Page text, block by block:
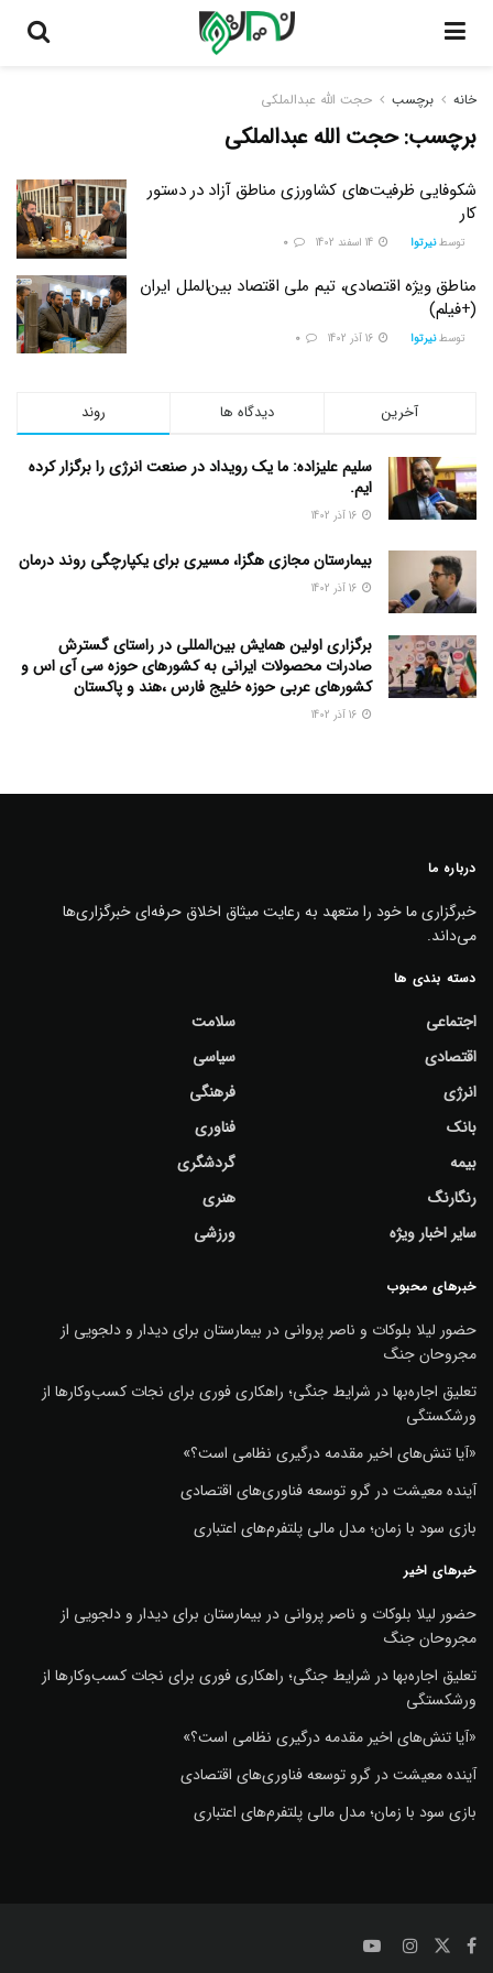
خانه برچسب حجت الله عبدالملکی
برچسب:حجت الله عبدالملکی
شکوفایی ظرفیت‌های کشاورزی مناطق آزاد در دستور
کار
توسط نیرتوا
مناطق ویژه اقتصادی، تیم ملی اقتصاد بین‌الملل ایران
(+فیلم)
توسط نیرتوا
روند دیدگاه ها آخرین
سلیم علیزاده: ما یک رویداد در صنعت انرژی را برگزار کرده
ایم.
بیمارستان مجازی هگزا، مسیری برای یکپارچگی روند درمان
برگزاری اولین همایش بین‌المللی در راستای گسترش
صادرات محصولات ایرانی به کشورهای حوزه سی آی اس و
کشورهای عربی حوزه خلیج فارس ،هند و پاکستان
درباره ما
خبرگزاری ما خود را متعهد به رعایت میثاق اخلاق حرفه‌ای خبرگزاری‌ها
می‌داند.
دسته بندی ها
اجتماعی
اقتصادی
انرژی
بانک
بیمه
رنگارنگ
سایر اخبار ویژه
سلامت
سیاسی
فرهنگی
فناوری
گردشگری
هنری
ورزشی
خبرهای محبوب
حضور لیلا بلوکات و ناصر پروانی در بیمارستان برای دیدار و دلجویی از
مجروحان جنگ
تعلیق اجاره‌بها در شرایط جنگی؛ راهکاری فوری برای نجات کسب‌وکارها از
ورشکستگی
«آیا تنش‌های اخیر مقدمه درگیری نظامی است؟»
آینده معیشت در گرو توسعه فناوری‌های اقتصادی
بازی سود با زمان؛ مدل مالی پلتفرم‌های اعتباری
خبرهای اخیر
حضور لیلا بلوکات و ناصر پروانی در بیمارستان برای دیدار و دلجویی از
مجروحان جنگ
تعلیق اجاره‌بها در شرایط جنگی؛ راهکاری فوری برای نجات کسب‌وکارها از
ورشکستگی
«آیا تنش‌های اخیر مقدمه درگیری نظامی است؟»
آینده معیشت در گرو توسعه فناوری‌های اقتصادی
بازی سود با زمان؛ مدل مالی پلتفرم‌های اعتباری